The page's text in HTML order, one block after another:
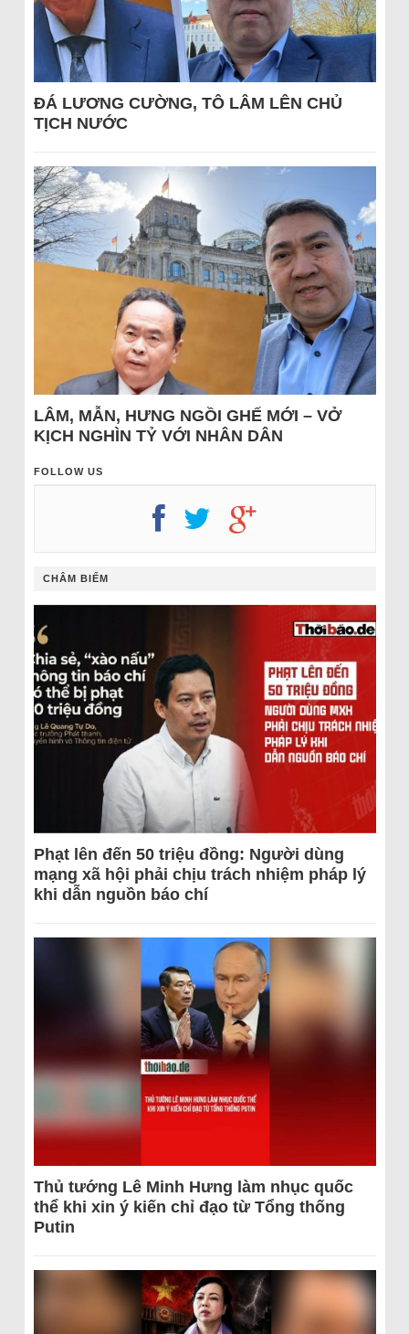
ĐÁ LƯƠNG CƯỜNG, TÔ LÂM LÊN CHỦ
TỊCH NƯỚC
LÂM, MẪN, HƯNG NGỒI GHẾ MỚI – VỞ
KỊCH NGHÌN TỶ VỚI NHÂN DÂN
FOLLOW US
CHÂM BIẾM
Phạt lên đến 50 triệu đồng: Người dùng
mạng xã hội phải chịu trách nhiệm pháp lý
khi dẫn nguồn báo chí
Thủ tướng Lê Minh Hưng làm nhục quốc
thể khi xin ý kiến chỉ đạo từ Tổng thống
Putin